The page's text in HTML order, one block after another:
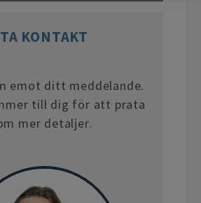
TA KONTAKT
emot ditt meddelande.
till dig för att prata
mer detaljer.